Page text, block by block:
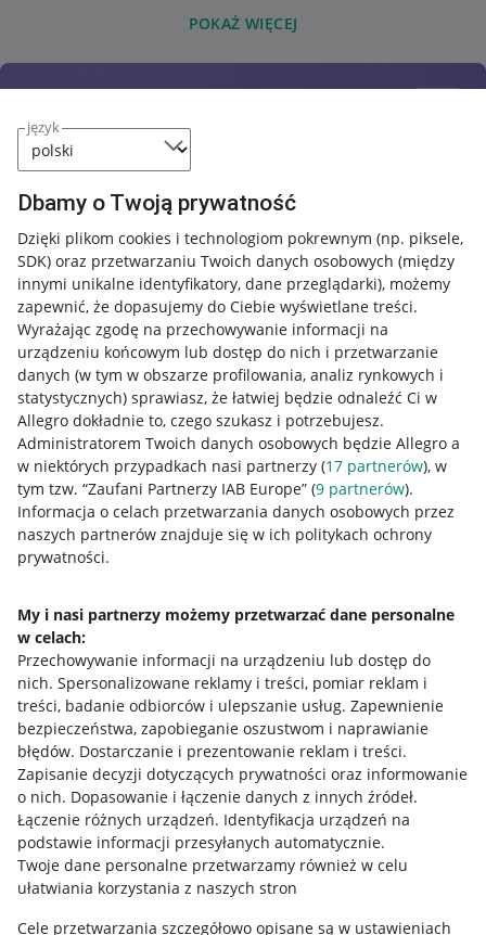
język
Dbamy o Twoją prywatność
Dzięki plikom cookies i technologiom pokrewnym (np. piksele,
SDK) oraz przetwarzaniu Twoich danych osobowych (między
innymi unikalne identyfikatory, dane przeglądarki), możemy
zapewnić, że dopasujemy do Ciebie wyświetlane treści.
Wyrażając zgodę na przechowywanie informacji na
urządzeniu końcowym lub dostęp do nich i przetwarzanie
danych (w tym w obszarze profilowania, analiz rynkowych i
statystycznych) sprawiasz, że łatwiej będzie odnaleźć Ci w
Allegro dokładnie to, czego szukasz i potrzebujesz.
Administratorem Twoich danych osobowych będzie Allegro a
w niektórych przypadkach nasi partnerzy (17 partnerów), w
tym tzw. “Zaufani Partnerzy IAB Europe” (9 partnerów).
Informacja o celach przetwarzania danych osobowych przez
naszych partnerów znajduje się w ich politykach ochrony
prywatności.
My i nasi partnerzy możemy przetwarzać dane personalne
w celach:
Przechowywanie informacji na urządzeniu lub dostęp do
nich. Spersonalizowane reklamy i treści, pomiar reklam i
treści, badanie odbiorców i ulepszanie usług. Zapewnienie
bezpieczeństwa, zapobieganie oszustwom i naprawianie
błędów. Dostarczanie i prezentowanie reklam i treści.
Zapisanie decyzji dotyczących prywatności oraz informowanie
o nich. Dopasowanie i łączenie danych z innych źródeł.
Łączenie różnych urządzeń. Identyfikacja urządzeń na
podstawie informacji przesyłanych automatycznie.
Twoje dane personalne przetwarzamy również w celu
ułatwiania korzystania z naszych stron
Cele przetwarzania szczegółowo opisane są w ustawieniach
POKAŻ WIĘCEJ
Przydatne informacje
Jak to działa
Allegro Gadane dla sprzedających
Allegro Gadane dla kupujących
Mapa miejscowości
Informacje prawne
Regulamin
Polityka plików "cookies"
Ustawienia plików "cookies"
Udostępnianie lokalizacji